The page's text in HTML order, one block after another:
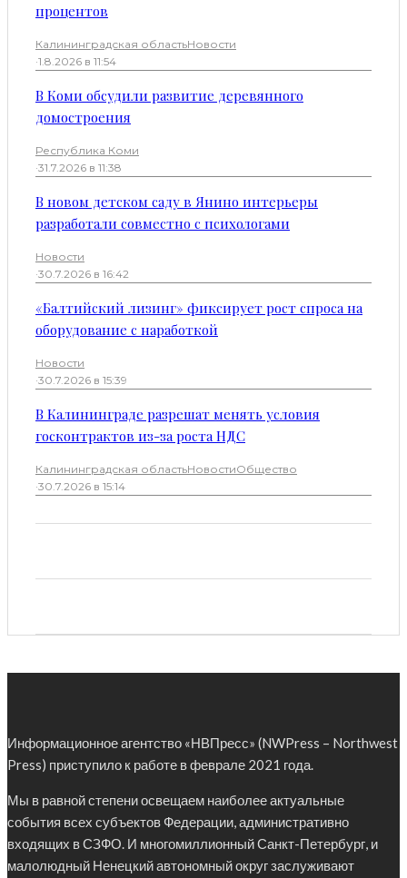
процентов
Калининградская областьНовости
·1.8.2026 в 11:54
В Коми обсудили развитие деревянного
домостроения
Республика Коми
·31.7.2026 в 11:38
В новом детском саду в Янино интерьеры
разработали совместно с психологами
Новости
·30.7.2026 в 16:42
«Балтийский лизинг» фиксирует рост спроса на
оборудование с наработкой
Новости
·30.7.2026 в 15:39
В Калининграде разрешат менять условия
госконтрактов из-за роста НДС
Калининградская областьНовостиОбщество
·30.7.2026 в 15:14
Информационное агентство «НВПресс» (NWPress – Northwest
Press) приступило к работе в феврале 2021 года.
Мы в равной степени освещаем наиболее актуальные
события всех субъектов Федерации, административно
входящих в СЗФО. И многомиллионный Санкт-Петербург, и
малолюдный Ненецкий автономный округ заслуживают